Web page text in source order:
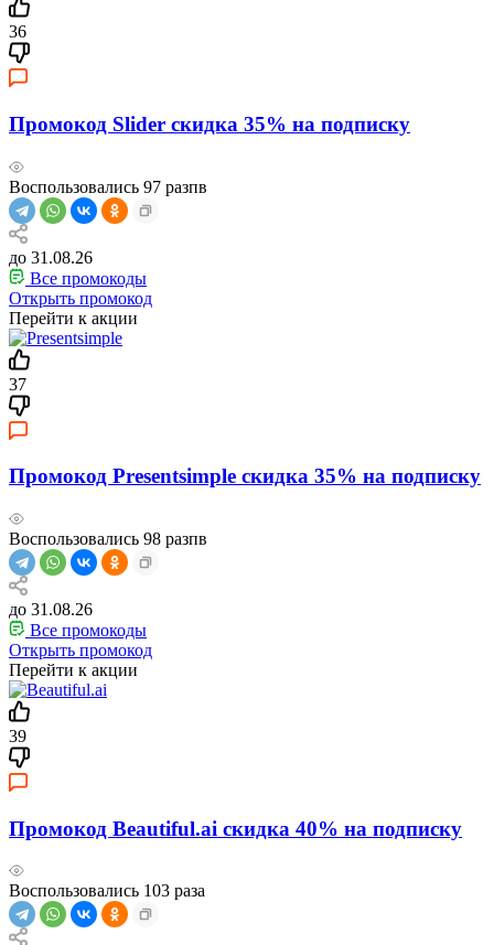
36
Промокод Slider скидка 35% на подписку
Воспользовались 97 разпв
до 31.08.26
Все промокоды
Открыть промокод
Перейти к акции
37
Промокод Presentsimple скидка 35% на подписку
Воспользовались 98 разпв
до 31.08.26
Все промокоды
Открыть промокод
Перейти к акции
39
Промокод Beautiful.ai скидка 40% на подписку
Воспользовались 103 раза